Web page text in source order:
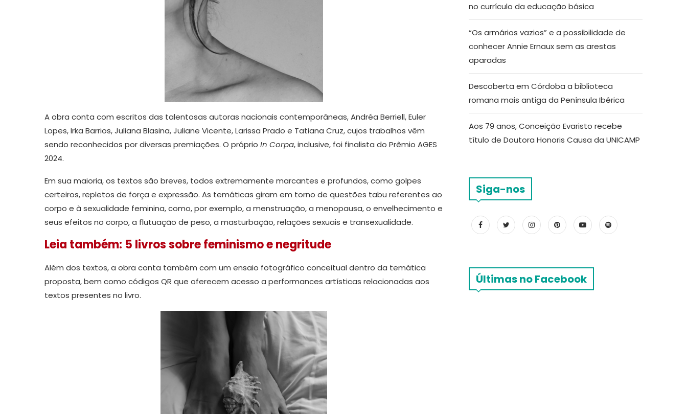
A obra conta com escritos das talentosas autoras nacionais contemporâneas, Andréa Berriell, Euler
Lopes, Irka Barrios, Juliana Blasina, Juliane Vicente, Larissa Prado e Tatiana Cruz, cujos trabalhos vêm
sendo reconhecidos por diversas premiações. O próprio In Corpa, inclusive, foi finalista do Prêmio AGES
2024.
Em sua maioria, os textos são breves, todos extremamente marcantes e profundos, como golpes
certeiros, repletos de força e expressão. As temáticas giram em torno de questões tabu referentes ao
corpo e à sexualidade feminina, como, por exemplo, a menstruação, a menopausa, o envelhecimento e
seus efeitos no corpo, a flutuação de peso, a masturbação, relações sexuais e transexualidade.
Leia também: 5 livros sobre feminismo e negritude
Além dos textos, a obra conta também com um ensaio fotográfico conceitual dentro da temática
proposta, bem como códigos QR que oferecem acesso a performances artísticas relacionadas aos
textos presentes no livro.
no currículo da educação básica
“Os armários vazios” e a possibilidade de
conhecer Annie Ernaux sem as arestas
aparadas
Descoberta em Córdoba a biblioteca
romana mais antiga da Península Ibérica
Aos 79 anos, Conceição Evaristo recebe
título de Doutora Honoris Causa da UNICAMP
Siga-nos
Últimas no Facebook